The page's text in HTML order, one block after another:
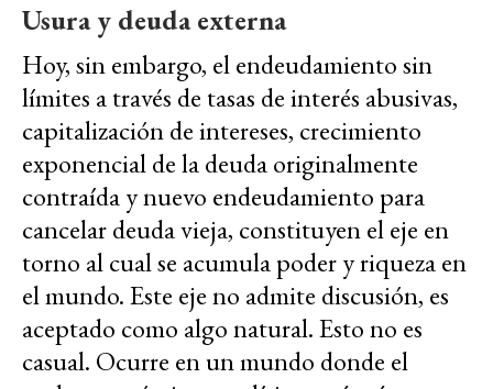
Usura y deuda externa
Hoy, sin embargo, el endeudamiento sin
límites a través de tasas de interés abusivas,
capitalización de intereses, crecimiento
exponencial de la deuda originalmente
contraída y nuevo endeudamiento para
cancelar deuda vieja, constituyen el eje en
torno al cual se acumula poder y riqueza en
el mundo. Este eje no admite discusión, es
aceptado como algo natural. Esto no es
casual. Ocurre en un mundo donde el